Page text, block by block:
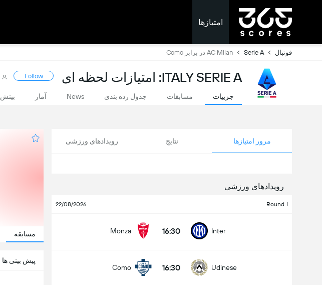
امتیازها
فوتبال Serie A AC Milan در برابر Como
ITALY SERIE A: امتیازات لحظه ای Follow
جزییات مسابقات جدول رده بندی News آمار بینش
مرور امتیازها نتایج رویدادهای ورزشی
رویدادهای ورزشی
Round 1
22/08/2026
Inter
16:30
Monza
Udinese
16:30
Como
مسابقه
پیش بینی ها